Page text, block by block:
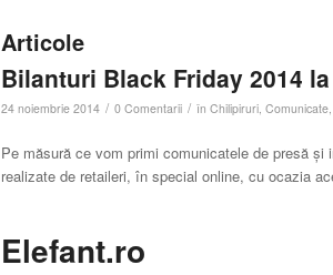
Articole
Bilanturi Black Friday 2014
24 noiembrie 2014 / 0 Comentarii / înChilipiruri,Comunicate
Pe măsură ce vom primi comunicatele de presă
realizate de retaileri, în special online, cu ocazia
Elefant.ro